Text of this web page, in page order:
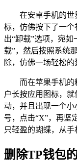
在安卓手机的世
标，仿佛按下了一
出“卸载”选项，宛
载”，然后按照系统
除，仿佛一场轻松的
而在苹果手机的
户长按应用图标，
动，并且出现一个
号，点击“X”，再坚
只轻盈的蝴蝶，从手
删除TP钱包